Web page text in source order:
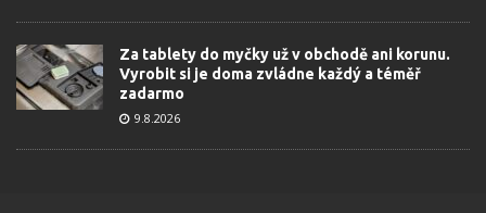
Za tablety do myčky už v obchodě ani korunu.
Vyrobit si je doma zvládne každý a téměř
zadarmo
9.8.2026